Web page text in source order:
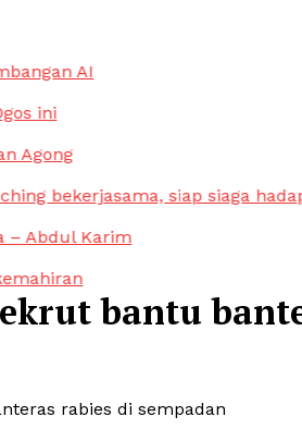
AI
ini
Agong
bekerjasama, siap siaga
Abdul Karim
bantu
rabies di sempadan